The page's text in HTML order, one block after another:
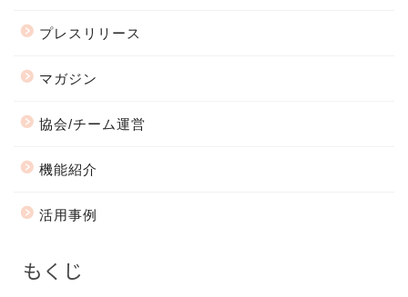
プレスリリース
マガジン
協会/チーム運営
機能紹介
活用事例
もくじ